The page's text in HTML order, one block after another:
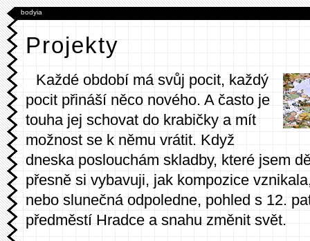
bodyia
Projekty
Každé období má svůj pocit, každý
pocit přináší něco nového. A často je
touha jej schovat do krabičky a mít
možnost se k němu vrátit. Když
dneska poslouchám skladby, které jsem
přesně si vybavuji, jak kompozice
nebo slunečná odpoledne, pohled s 12.
předměstí Hradce a snahu změnit svět.